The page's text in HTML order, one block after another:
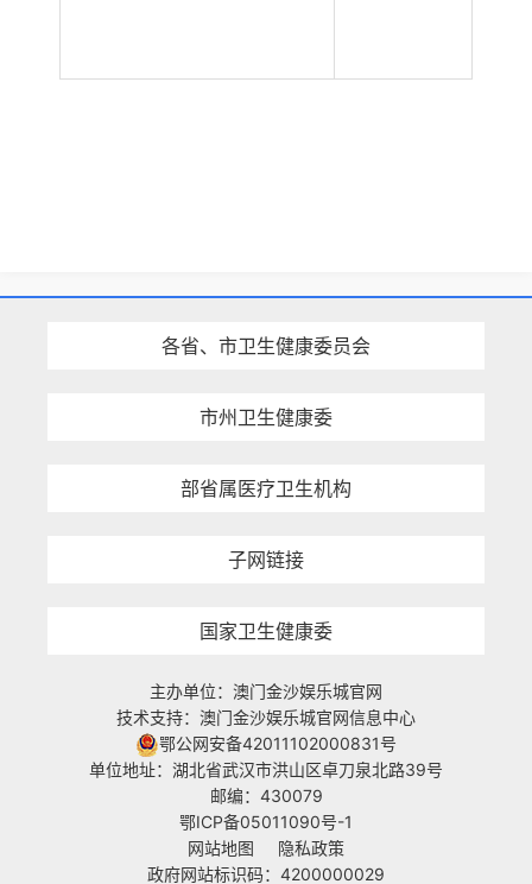
各省、市卫生健康委员会
市州卫生健康委
部省属医疗卫生机构
子网链接
国家卫生健康委
主办单位：澳门金沙娱乐城官网
技术支持：澳门金沙娱乐城官网信息中心
鄂公网安备42011102000831号
单位地址：湖北省武汉市洪山区卓刀泉北路39号
邮编：430079
鄂ICP备05011090号-1
网站地图
隐私政策
政府网站标识码：4200000029